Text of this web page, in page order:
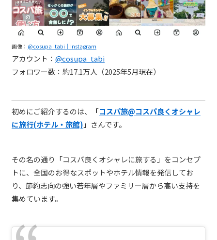
画像： @cosupa_tabi｜Instagraｍ
アカウント： @cosupa_tabi
フォロワー数：約17.1万人（2025年5月現在）
初めにご紹介するのは、 「コスパ旅@コスパ良くオシャレ
に旅行(ホテル・旅館) 」 さんです。
その名の通り「コスパ良くオシャレに旅する」をコンセプ
トに、全国のお得なスポットやホテル情報を発信してお
り、節約志向の強い若年層やファミリー層から高い支持を
集めています。